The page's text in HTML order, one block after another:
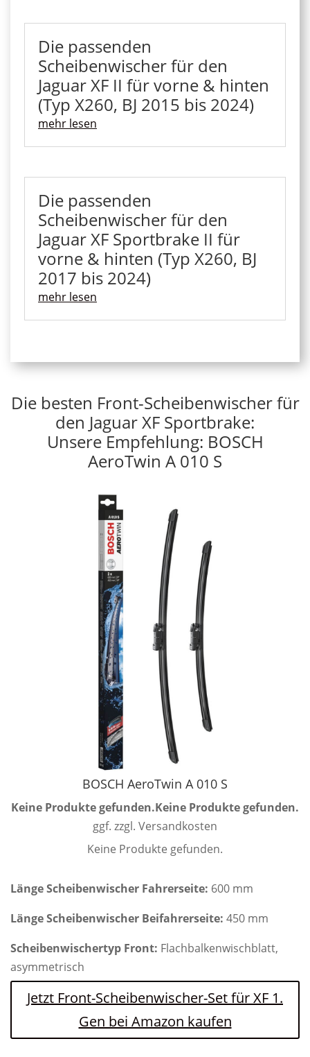
Die passenden
Scheibenwischer für den
Jaguar XF II für vorne & hinten
(Typ X260, BJ 2015 bis 2024)
mehr lesen
Die passenden
Scheibenwischer für den
Jaguar XF Sportbrake II für
vorne & hinten (Typ X260, BJ
2017 bis 2024)
mehr lesen
Die besten Front-Scheibenwischer für
den Jaguar XF Sportbrake:
Unsere Empfehlung: BOSCH
AeroTwin A 010 S
BOSCH AeroTwin A 010 S
Keine Produkte gefunden.Keine Produkte gefunden.
ggf. zzgl. Versandkosten
Keine Produkte gefunden.
Länge Scheibenwischer Fahrerseite: 600 mm
Länge Scheibenwischer Beifahrerseite: 450 mm
Scheibenwischertyp Front: Flachbalkenwischblatt,
asymmetrisch
Jetzt Front-Scheibenwischer-Set für XF 1.
Gen bei Amazon kaufen